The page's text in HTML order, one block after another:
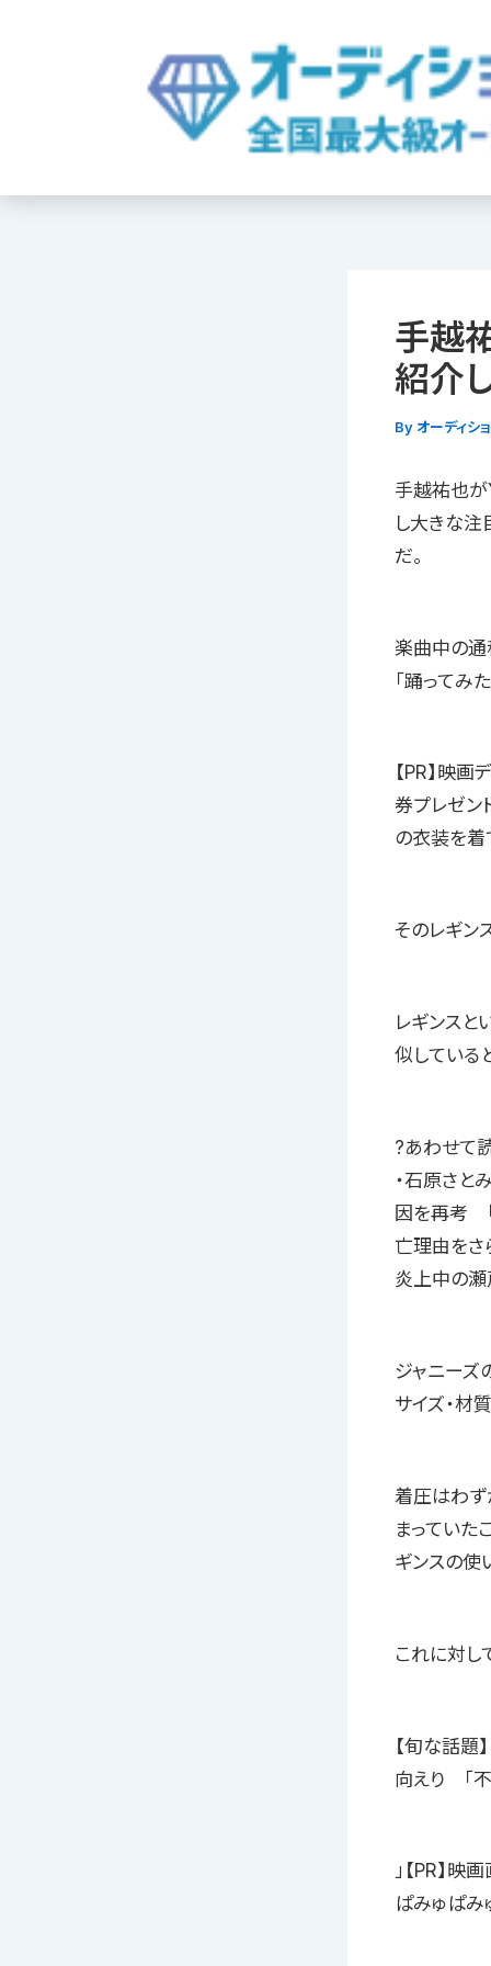
手越
紹介
By オーディシ
手越祐也
し大きな注
だ。
楽曲中の通
「踊ってみ
【PR】映
券プレゼン
の衣装を着
そのレギン
レギンスと
似している
?あわせて
・石原さ
因を再考
亡理由をさ
炎上中の瀬
ジャニーズ
サイズ・材
着圧はわず
まっていた
ギンスの使
これに対し
【旬な話題
向えり 「
」【PR】映
ぱみゅぱみ